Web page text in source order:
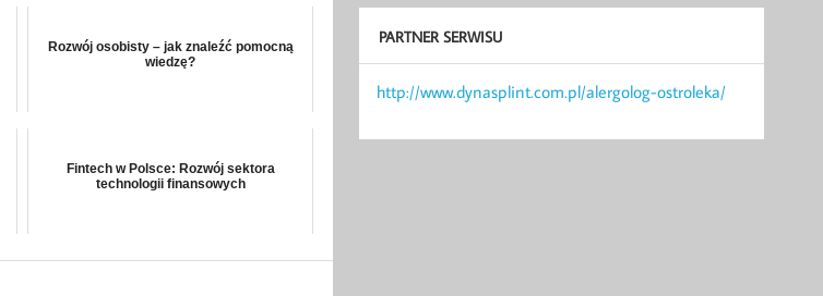
Rozwój osobisty – jak znaleźć pomocną
wiedzę?
Fintech w Polsce: Rozwój sektora
technologii finansowych
PARTNER SERWISU
http://www.dynasplint.com.pl/alergolog-ostroleka/